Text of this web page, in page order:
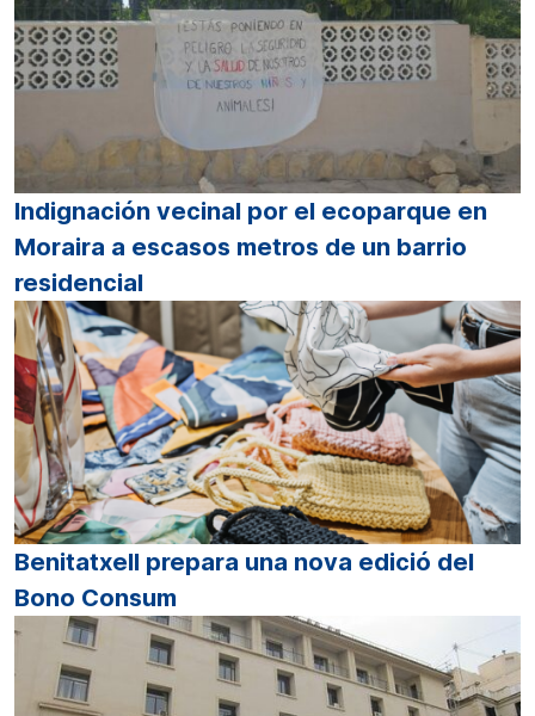
Indignación vecinal por el ecoparque en
Moraira a escasos metros de un barrio
residencial
Benitatxell prepara una nova edició del
Bono Consum